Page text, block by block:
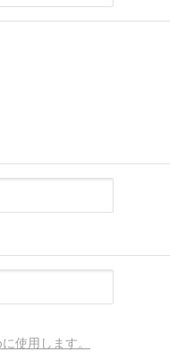
使用します。